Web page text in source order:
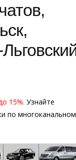
15%. Узнайте
по